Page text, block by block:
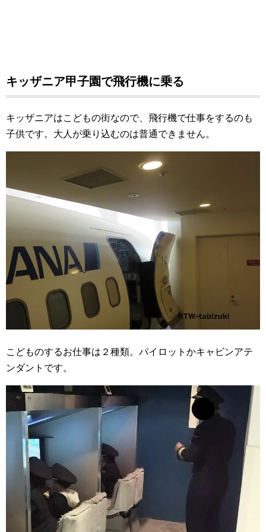
キッザニア甲子園で飛行機に乗る
キッザニアはこどもの街なので、飛行機で仕事をするのも
子供です。大人が乗り込むのは普通できません。
こどものするお仕事は２種類。パイロットかキャビンアテ
ンダントです。